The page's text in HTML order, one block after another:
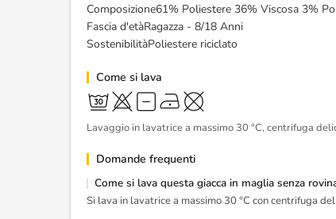
Composizione61% Poliestere 36% Viscosa 3%
Fascia d'etàRagazza - 8/18 Anni
SostenibilitàPoliestere riciclato
Come si lava
Lavaggio in lavatrice a massimo 30 °C, centrifuga
Domande frequenti
Come si lava questa giacca in maglia senza
Si lava in lavatrice a massimo 30 °C con centrifuga